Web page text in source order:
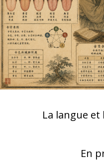
La langue et
En